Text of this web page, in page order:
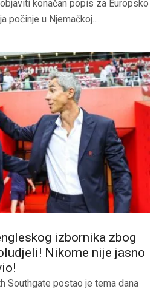
konačan popis za Europsko
počinje u Njemačkoj....
izbornika zbog
Nikome nije jasno
Southgate postao je tema dana